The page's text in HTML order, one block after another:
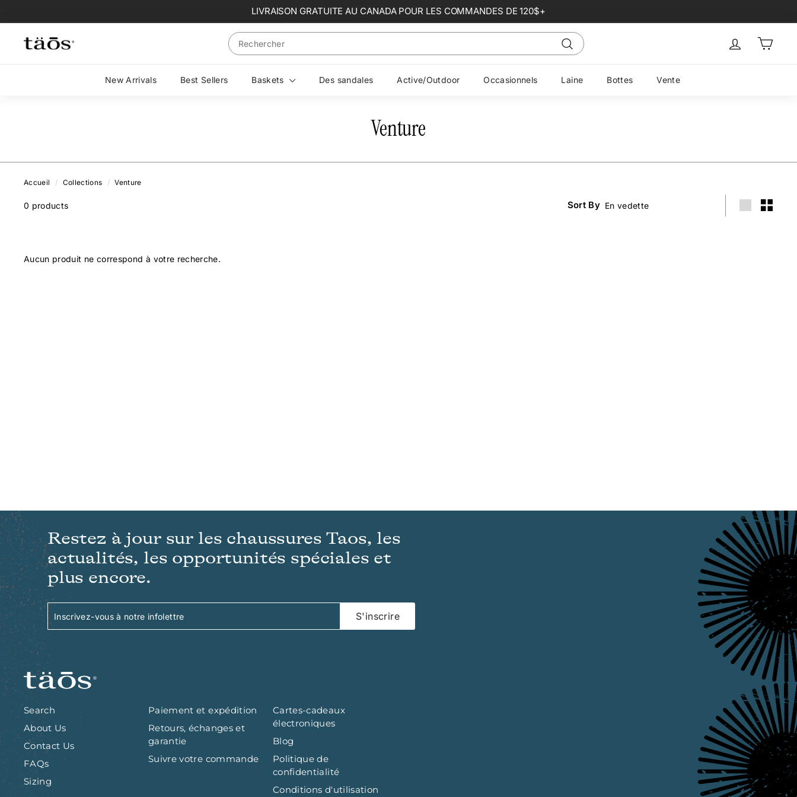
Diaporama
Pause
LIVRAISON GRATUITE AU CANADA POUR LES COMMANDES DE 120$+
Search
Recherche
Sign in Panier
New Arrivals Best Sellers Baskets Des sandales Active/Outdoor Occasionnels Laine Bottes Vente
Venture
Accueil / Collections / Venture
0 products Sort By
Aucun produit ne correspond à votre recherche.
Restez à jour sur les chaussures Taos, les
actualités, les opportunités spéciales et
plus encore.
Inscrivez-
vous
à
infolettre
S'inscrire
S'inscrire
Search
About Us
Contact Us
FAQs
Sizing
Paiement et expédition
Retours, échanges et
garantie
Suivre votre commande
Cartes-cadeaux
électroniques
Blog
Politique de
confidentialité
Conditions d'utilisation